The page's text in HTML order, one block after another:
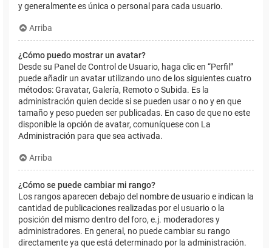
y generalmente es única o personal para cada usuario.
Arriba
¿Cómo puedo mostrar un avatar?
Desde su Panel de Control de Usuario, haga clic en “Perfil”
puede añadir un avatar utilizando uno de los siguientes cuatro
métodos: Gravatar, Galería, Remoto o Subida. Es la
administración quien decide si se pueden usar o no y en que
tamaño y peso pueden ser publicadas. En caso de que no este
disponible la opción de avatar, comuníquese con La
Administración para que sea activada.
Arriba
¿Cómo se puede cambiar mi rango?
Los rangos aparecen debajo del nombre de usuario e indican la
cantidad de publicaciones realizadas por el usuario o la
posición del mismo dentro del foro, e.j. moderadores y
administradores. En general, no puede cambiar su rango
directamente ya que está determinado por la administración.